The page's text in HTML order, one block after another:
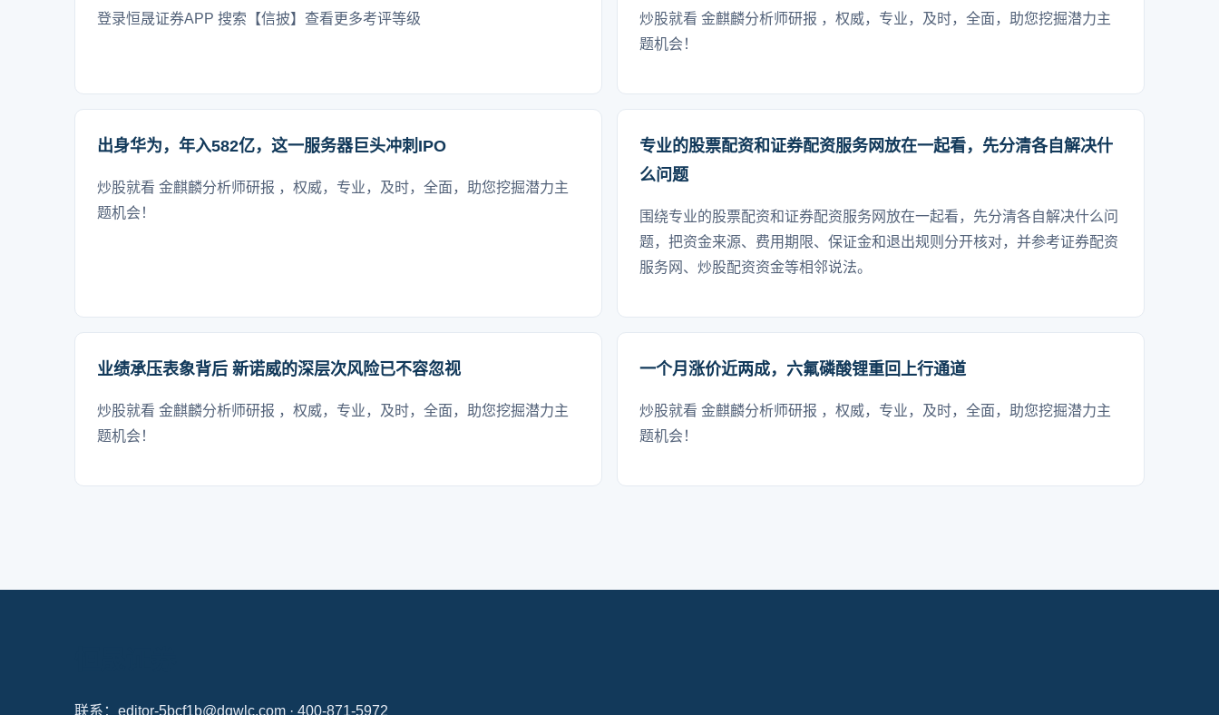
登录恒晟证券APP 搜索【信披】查看更多考评等级
炒股就看 金麒麟分析师研报 ，权威，专业，及时，全面，助您挖掘潜力主
题机会！
出身华为，年入582亿，这一服务器巨头冲刺IPO
炒股就看 金麒麟分析师研报 ，权威，专业，及时，全面，助您挖掘潜力主
题机会！
专业的股票配资和证券配资服务网放在一起看，先分清各自解决什
么问题
围绕专业的股票配资和证券配资服务网放在一起看，先分清各自解决什么问
题，把资金来源、费用期限、保证金和退出规则分开核对，并参考证券配资
服务网、炒股配资资金等相邻说法。
业绩承压表象背后 新诺威的深层次风险已不容忽视
炒股就看 金麒麟分析师研报 ，权威，专业，及时，全面，助您挖掘潜力主
题机会！
一个月涨价近两成，六氟磷酸锂重回上行通道
炒股就看 金麒麟分析师研报 ，权威，专业，及时，全面，助您挖掘潜力主
题机会！
联系：editor-5bcf1b@dqwlc.com · 400-871-5972